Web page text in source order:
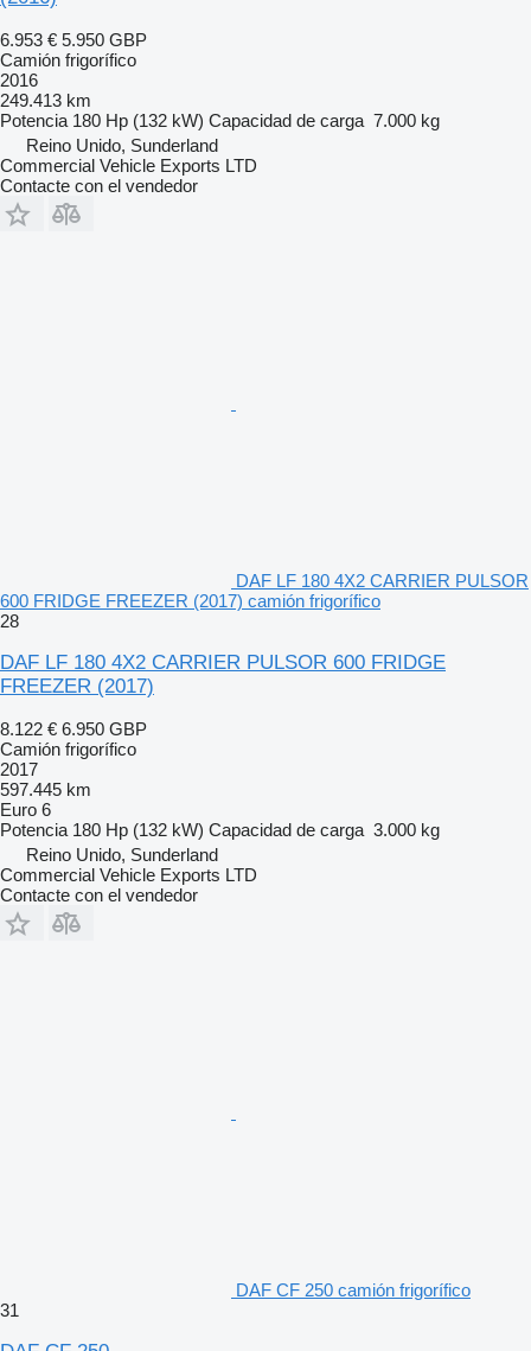
6.953 € 5.950 GBP
Camión frigorífico
2016
249.413 km
Potencia 180 Hp (132 kW) Capacidad de carga 7.000 kg
Reino Unido, Sunderland
Commercial Vehicle Exports LTD
Contacte con el vendedor
DAF LF 180 4X2 CARRIER PULSOR
600 FRIDGE FREEZER (2017) camión frigorífico
28
DAF LF 180 4X2 CARRIER PULSOR 600 FRIDGE
FREEZER (2017)
8.122 € 6.950 GBP
Camión frigorífico
2017
597.445 km
Euro 6
Potencia 180 Hp (132 kW) Capacidad de carga 3.000 kg
Reino Unido, Sunderland
Commercial Vehicle Exports LTD
Contacte con el vendedor
DAF CF 250 camión frigorífico
31